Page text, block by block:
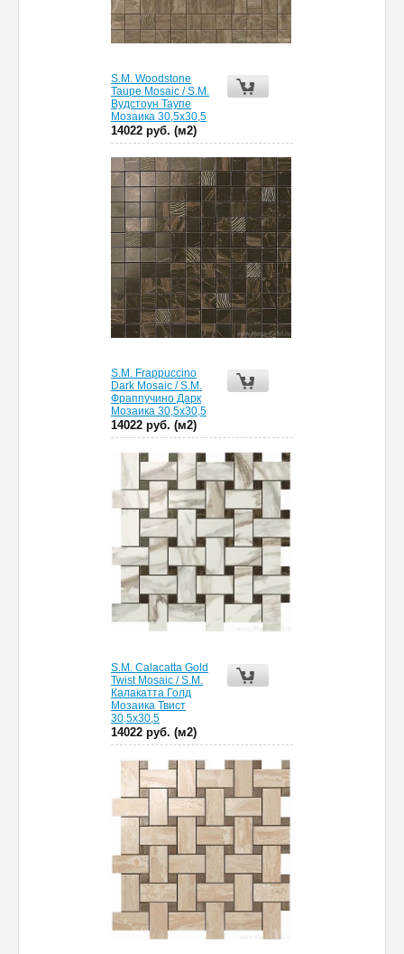
S.M. Woodstone
Taupe Mosaic / S.M.
Вудстоун Таупе
Мозаика 30,5х30,5
14022 руб. (м2)
S.M. Frappuccino
Dark Mosaic / S.M.
Фраппучино Дарк
Мозаика 30,5х30,5
14022 руб. (м2)
S.M. Calacatta Gold
Twist Mosaic / S.M.
Калакатта Голд
Мозаика Твист
30,5х30,5
14022 руб. (м2)